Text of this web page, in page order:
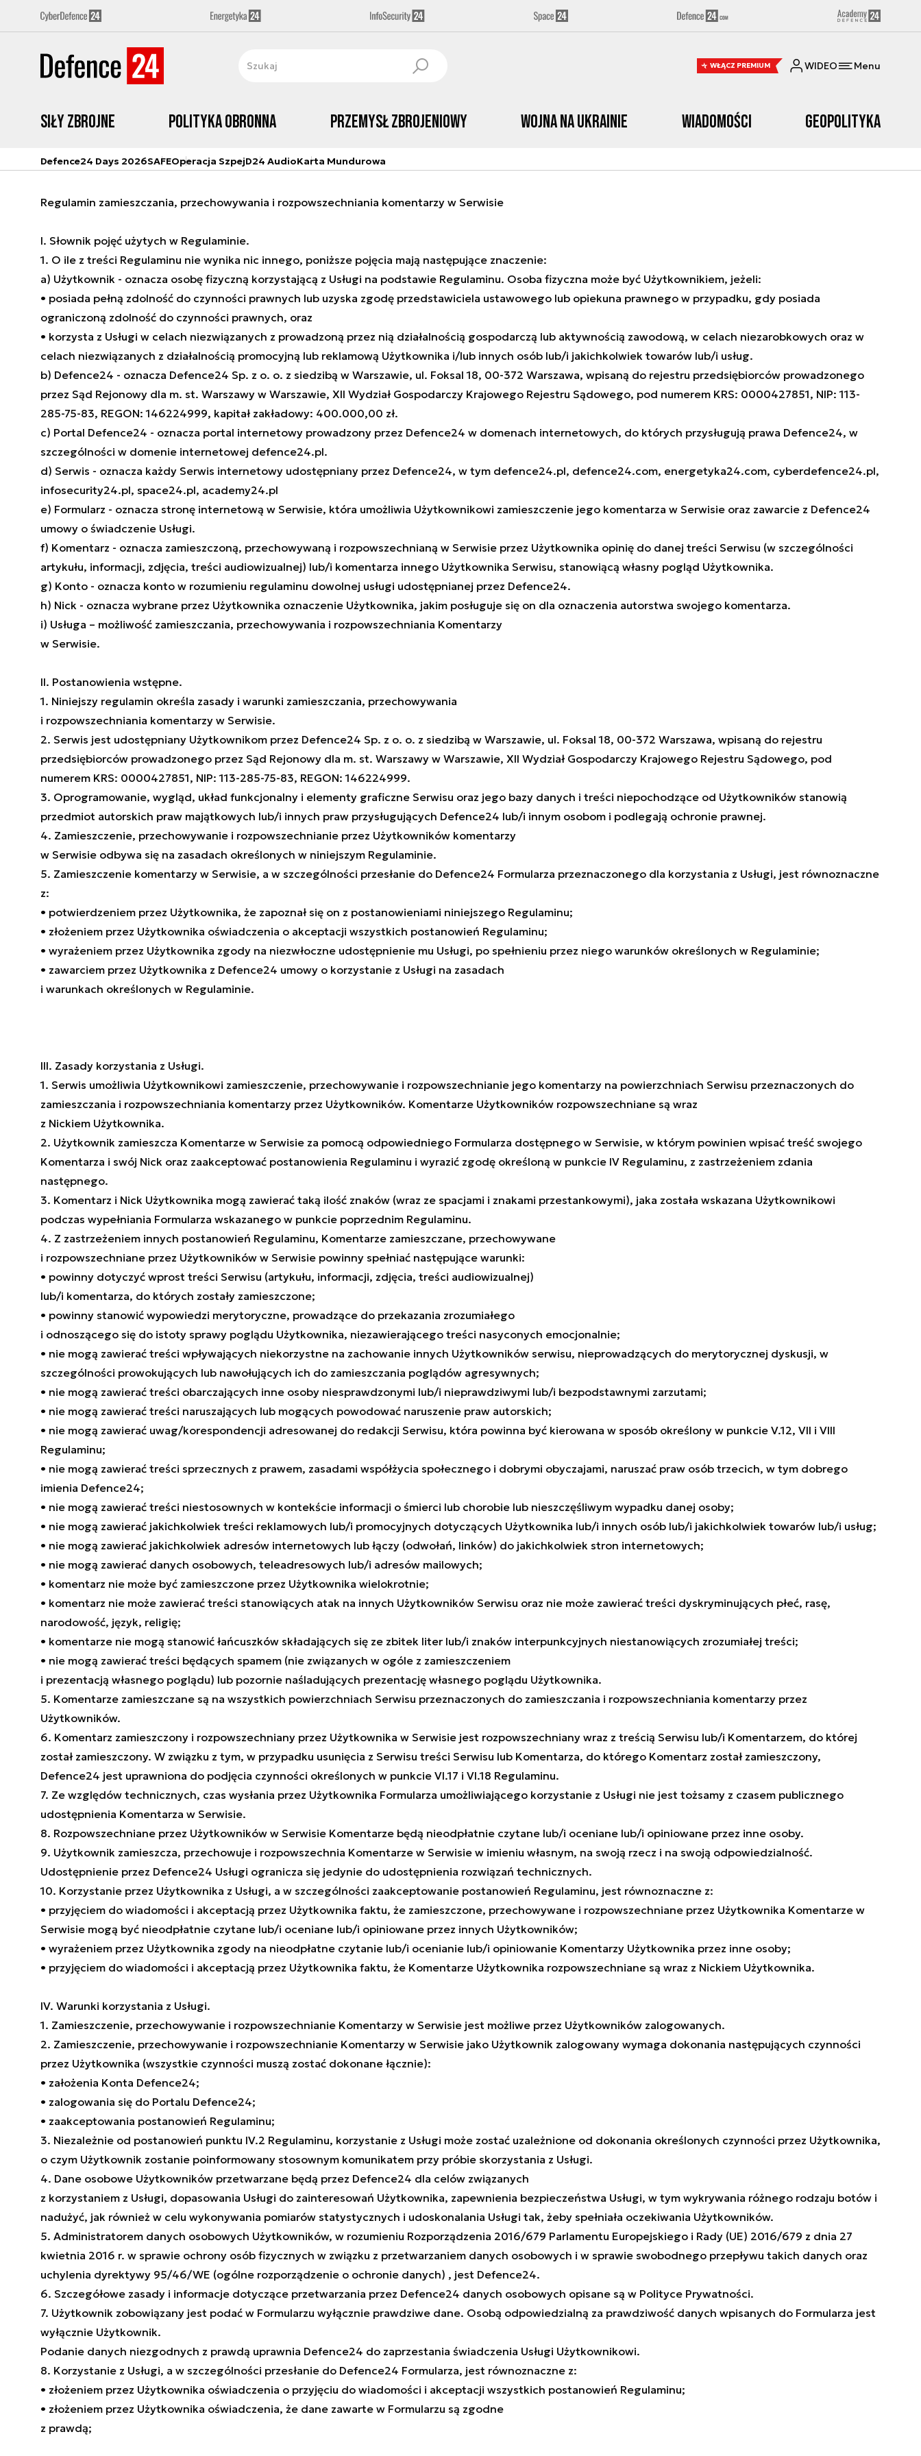
WŁĄCZ PREMIUM WIDEO Menu
Siły zbrojne Polityka obronna Przemysł Zbrojeniowy Wojna na Ukrainie Wiadomości Geopolityka
Defence24 Days 2026SAFEOperacja SzpejD24 AudioKarta Mundurowa
Regulamin zamieszczania, przechowywania i rozpowszechniania komentarzy w Serwisie
I. Słownik pojęć użytych w Regulaminie.
1. O ile z treści Regulaminu nie wynika nic innego, poniższe pojęcia mają następujące znaczenie:
a) Użytkownik - oznacza osobę fizyczną korzystającą z Usługi na podstawie Regulaminu. Osoba fizyczna może być Użytkownikiem, jeżeli:
• posiada pełną zdolność do czynności prawnych lub uzyska zgodę przedstawiciela ustawowego lub opiekuna prawnego w przypadku, gdy posiada
ograniczoną zdolność do czynności prawnych, oraz
• korzysta z Usługi w celach niezwiązanych z prowadzoną przez nią działalnością gospodarczą lub aktywnością zawodową, w celach niezarobkowych oraz w
celach niezwiązanych z działalnością promocyjną lub reklamową Użytkownika i/lub innych osób lub/i jakichkolwiek towarów lub/i usług.
b) Defence24 - oznacza Defence24 Sp. z o. o. z siedzibą w Warszawie, ul. Foksal 18, 00-372 Warszawa, wpisaną do rejestru przedsiębiorców prowadzonego
przez Sąd Rejonowy dla m. st. Warszawy w Warszawie, XII Wydział Gospodarczy Krajowego Rejestru Sądowego, pod numerem KRS: 0000427851, NIP: 113-
285-75-83, REGON: 146224999, kapitał zakładowy: 400.000,00 zł.
c) Portal Defence24 - oznacza portal internetowy prowadzony przez Defence24 w domenach internetowych, do których przysługują prawa Defence24, w
szczególności w domenie internetowej defence24.pl.
d) Serwis - oznacza każdy Serwis internetowy udostępniany przez Defence24, w tym defence24.pl, defence24.com, energetyka24.com, cyberdefence24.pl,
infosecurity24.pl, space24.pl, academy24.pl
e) Formularz - oznacza stronę internetową w Serwisie, która umożliwia Użytkownikowi zamieszczenie jego komentarza w Serwisie oraz zawarcie z Defence24
umowy o świadczenie Usługi.
f) Komentarz - oznacza zamieszczoną, przechowywaną i rozpowszechnianą w Serwisie przez Użytkownika opinię do danej treści Serwisu (w szczególności
artykułu, informacji, zdjęcia, treści audiowizualnej) lub/i komentarza innego Użytkownika Serwisu, stanowiącą własny pogląd Użytkownika.
g) Konto - oznacza konto w rozumieniu regulaminu dowolnej usługi udostępnianej przez Defence24.
h) Nick - oznacza wybrane przez Użytkownika oznaczenie Użytkownika, jakim posługuje się on dla oznaczenia autorstwa swojego komentarza.
i) Usługa – możliwość zamieszczania, przechowywania i rozpowszechniania Komentarzy
w Serwisie.
II. Postanowienia wstępne.
1. Niniejszy regulamin określa zasady i warunki zamieszczania, przechowywania
i rozpowszechniania komentarzy w Serwisie.
2. Serwis jest udostępniany Użytkownikom przez Defence24 Sp. z o. o. z siedzibą w Warszawie, ul. Foksal 18, 00-372 Warszawa, wpisaną do rejestru
przedsiębiorców prowadzonego przez Sąd Rejonowy dla m. st. Warszawy w Warszawie, XII Wydział Gospodarczy Krajowego Rejestru Sądowego, pod
numerem KRS: 0000427851, NIP: 113-285-75-83, REGON: 146224999.
3. Oprogramowanie, wygląd, układ funkcjonalny i elementy graficzne Serwisu oraz jego bazy danych i treści niepochodzące od Użytkowników stanowią
przedmiot autorskich praw majątkowych lub/i innych praw przysługujących Defence24 lub/i innym osobom i podlegają ochronie prawnej.
4. Zamieszczenie, przechowywanie i rozpowszechnianie przez Użytkowników komentarzy
w Serwisie odbywa się na zasadach określonych w niniejszym Regulaminie.
5. Zamieszczenie komentarzy w Serwisie, a w szczególności przesłanie do Defence24 Formularza przeznaczonego dla korzystania z Usługi, jest równoznaczne
z:
• potwierdzeniem przez Użytkownika, że zapoznał się on z postanowieniami niniejszego Regulaminu;
• złożeniem przez Użytkownika oświadczenia o akceptacji wszystkich postanowień Regulaminu;
• wyrażeniem przez Użytkownika zgody na niezwłoczne udostępnienie mu Usługi, po spełnieniu przez niego warunków określonych w Regulaminie;
• zawarciem przez Użytkownika z Defence24 umowy o korzystanie z Usługi na zasadach
i warunkach określonych w Regulaminie.
III. Zasady korzystania z Usługi.
1. Serwis umożliwia Użytkownikowi zamieszczenie, przechowywanie i rozpowszechnianie jego komentarzy na powierzchniach Serwisu przeznaczonych do
zamieszczania i rozpowszechniania komentarzy przez Użytkowników. Komentarze Użytkowników rozpowszechniane są wraz
z Nickiem Użytkownika.
2. Użytkownik zamieszcza Komentarze w Serwisie za pomocą odpowiedniego Formularza dostępnego w Serwisie, w którym powinien wpisać treść swojego
Komentarza i swój Nick oraz zaakceptować postanowienia Regulaminu i wyrazić zgodę określoną w punkcie IV Regulaminu, z zastrzeżeniem zdania
następnego.
3. Komentarz i Nick Użytkownika mogą zawierać taką ilość znaków (wraz ze spacjami i znakami przestankowymi), jaka została wskazana Użytkownikowi
podczas wypełniania Formularza wskazanego w punkcie poprzednim Regulaminu.
4. Z zastrzeżeniem innych postanowień Regulaminu, Komentarze zamieszczane, przechowywane
i rozpowszechniane przez Użytkowników w Serwisie powinny spełniać następujące warunki:
• powinny dotyczyć wprost treści Serwisu (artykułu, informacji, zdjęcia, treści audiowizualnej)
lub/i komentarza, do których zostały zamieszczone;
• powinny stanowić wypowiedzi merytoryczne, prowadzące do przekazania zrozumiałego
i odnoszącego się do istoty sprawy poglądu Użytkownika, niezawierającego treści nasyconych emocjonalnie;
• nie mogą zawierać treści wpływających niekorzystne na zachowanie innych Użytkowników serwisu, nieprowadzących do merytorycznej dyskusji, w
szczególności prowokujących lub nawołujących ich do zamieszczania poglądów agresywnych;
• nie mogą zawierać treści obarczających inne osoby niesprawdzonymi lub/i nieprawdziwymi lub/i bezpodstawnymi zarzutami;
• nie mogą zawierać treści naruszających lub mogących powodować naruszenie praw autorskich;
• nie mogą zawierać uwag/korespondencji adresowanej do redakcji Serwisu, która powinna być kierowana w sposób określony w punkcie V.12, VII i VIII
Regulaminu;
• nie mogą zawierać treści sprzecznych z prawem, zasadami współżycia społecznego i dobrymi obyczajami, naruszać praw osób trzecich, w tym dobrego
imienia Defence24;
• nie mogą zawierać treści niestosownych w kontekście informacji o śmierci lub chorobie lub nieszczęśliwym wypadku danej osoby;
• nie mogą zawierać jakichkolwiek treści reklamowych lub/i promocyjnych dotyczących Użytkownika lub/i innych osób lub/i jakichkolwiek towarów lub/i usług;
• nie mogą zawierać jakichkolwiek adresów internetowych lub łączy (odwołań, linków) do jakichkolwiek stron internetowych;
• nie mogą zawierać danych osobowych, teleadresowych lub/i adresów mailowych;
• komentarz nie może być zamieszczone przez Użytkownika wielokrotnie;
• komentarz nie może zawierać treści stanowiących atak na innych Użytkowników Serwisu oraz nie może zawierać treści dyskryminujących płeć, rasę,
narodowość, język, religię;
• komentarze nie mogą stanowić łańcuszków składających się ze zbitek liter lub/i znaków interpunkcyjnych niestanowiących zrozumiałej treści;
• nie mogą zawierać treści będących spamem (nie związanych w ogóle z zamieszczeniem
i prezentacją własnego poglądu) lub pozornie naśladujących prezentację własnego poglądu Użytkownika.
5. Komentarze zamieszczane są na wszystkich powierzchniach Serwisu przeznaczonych do zamieszczania i rozpowszechniania komentarzy przez
Użytkowników.
6. Komentarz zamieszczony i rozpowszechniany przez Użytkownika w Serwisie jest rozpowszechniany wraz z treścią Serwisu lub/i Komentarzem, do której
został zamieszczony. W związku z tym, w przypadku usunięcia z Serwisu treści Serwisu lub Komentarza, do którego Komentarz został zamieszczony,
Defence24 jest uprawniona do podjęcia czynności określonych w punkcie VI.17 i VI.18 Regulaminu.
7. Ze względów technicznych, czas wysłania przez Użytkownika Formularza umożliwiającego korzystanie z Usługi nie jest tożsamy z czasem publicznego
udostępnienia Komentarza w Serwisie.
8. Rozpowszechniane przez Użytkowników w Serwisie Komentarze będą nieodpłatnie czytane lub/i oceniane lub/i opiniowane przez inne osoby.
9. Użytkownik zamieszcza, przechowuje i rozpowszechnia Komentarze w Serwisie w imieniu własnym, na swoją rzecz i na swoją odpowiedzialność.
Udostępnienie przez Defence24 Usługi ogranicza się jedynie do udostępnienia rozwiązań technicznych.
10. Korzystanie przez Użytkownika z Usługi, a w szczególności zaakceptowanie postanowień Regulaminu, jest równoznaczne z:
• przyjęciem do wiadomości i akceptacją przez Użytkownika faktu, że zamieszczone, przechowywane i rozpowszechniane przez Użytkownika Komentarze w
Serwisie mogą być nieodpłatnie czytane lub/i oceniane lub/i opiniowane przez innych Użytkowników;
• wyrażeniem przez Użytkownika zgody na nieodpłatne czytanie lub/i ocenianie lub/i opiniowanie Komentarzy Użytkownika przez inne osoby;
• przyjęciem do wiadomości i akceptacją przez Użytkownika faktu, że Komentarze Użytkownika rozpowszechniane są wraz z Nickiem Użytkownika.
IV. Warunki korzystania z Usługi.
1. Zamieszczenie, przechowywanie i rozpowszechnianie Komentarzy w Serwisie jest możliwe przez Użytkowników zalogowanych.
2. Zamieszczenie, przechowywanie i rozpowszechnianie Komentarzy w Serwisie jako Użytkownik zalogowany wymaga dokonania następujących czynności
przez Użytkownika (wszystkie czynności muszą zostać dokonane łącznie):
• założenia Konta Defence24;
• zalogowania się do Portalu Defence24;
• zaakceptowania postanowień Regulaminu;
3. Niezależnie od postanowień punktu IV.2 Regulaminu, korzystanie z Usługi może zostać uzależnione od dokonania określonych czynności przez Użytkownika,
o czym Użytkownik zostanie poinformowany stosownym komunikatem przy próbie skorzystania z Usługi.
4. Dane osobowe Użytkowników przetwarzane będą przez Defence24 dla celów związanych
z korzystaniem z Usługi, dopasowania Usługi do zainteresowań Użytkownika, zapewnienia bezpieczeństwa Usługi, w tym wykrywania różnego rodzaju botów i
nadużyć, jak również w celu wykonywania pomiarów statystycznych i udoskonalania Usługi tak, żeby spełniała oczekiwania Użytkowników.
5. Administratorem danych osobowych Użytkowników, w rozumieniu Rozporządzenia 2016/679 Parlamentu Europejskiego i Rady (UE) 2016/679 z dnia 27
kwietnia 2016 r. w sprawie ochrony osób fizycznych w związku z przetwarzaniem danych osobowych i w sprawie swobodnego przepływu takich danych oraz
uchylenia dyrektywy 95/46/WE (ogólne rozporządzenie o ochronie danych) , jest Defence24.
6. Szczegółowe zasady i informacje dotyczące przetwarzania przez Defence24 danych osobowych opisane są w Polityce Prywatności.
7. Użytkownik zobowiązany jest podać w Formularzu wyłącznie prawdziwe dane. Osobą odpowiedzialną za prawdziwość danych wpisanych do Formularza jest
wyłącznie Użytkownik.
Podanie danych niezgodnych z prawdą uprawnia Defence24 do zaprzestania świadczenia Usługi Użytkownikowi.
8. Korzystanie z Usługi, a w szczególności przesłanie do Defence24 Formularza, jest równoznaczne z:
• złożeniem przez Użytkownika oświadczenia o przyjęciu do wiadomości i akceptacji wszystkich postanowień Regulaminu;
• złożeniem przez Użytkownika oświadczenia, że dane zawarte w Formularzu są zgodne
z prawdą;